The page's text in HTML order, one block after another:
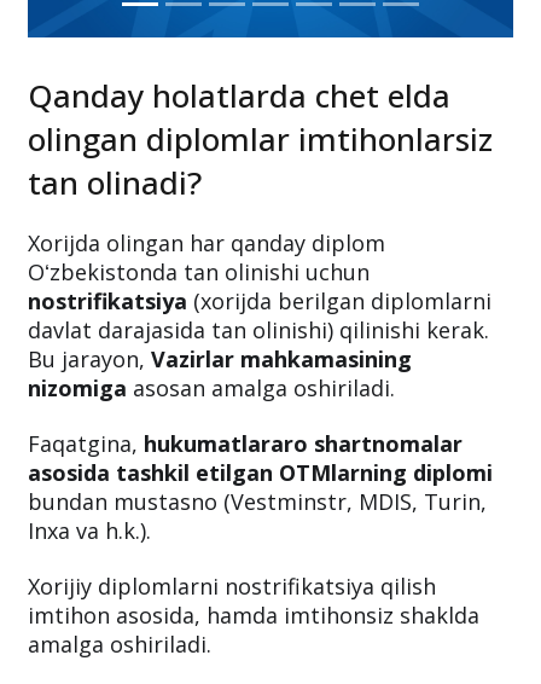
Qanday holatlarda chet elda
olingan diplomlar imtihonlarsiz
tan olinadi?
Xorijda olingan har qanday diplom
Oʻzbekistonda tan olinishi uchun
nostrifikatsiya (xorijda berilgan diplomlarni
davlat darajasida tan olinishi) qilinishi kerak.
Bu jarayon, Vazirlar mahkamasining
nizomiga asosan amalga oshiriladi.
Faqatgina, hukumatlararo shartnomalar
asosida tashkil etilgan OTMlarning diplomi
bundan mustasno (Vestminstr, MDIS, Turin,
Inxa va h.k.).
Xorijiy diplomlarni nostrifikatsiya qilish
imtihon asosida, hamda imtihonsiz shaklda
amalga oshiriladi.